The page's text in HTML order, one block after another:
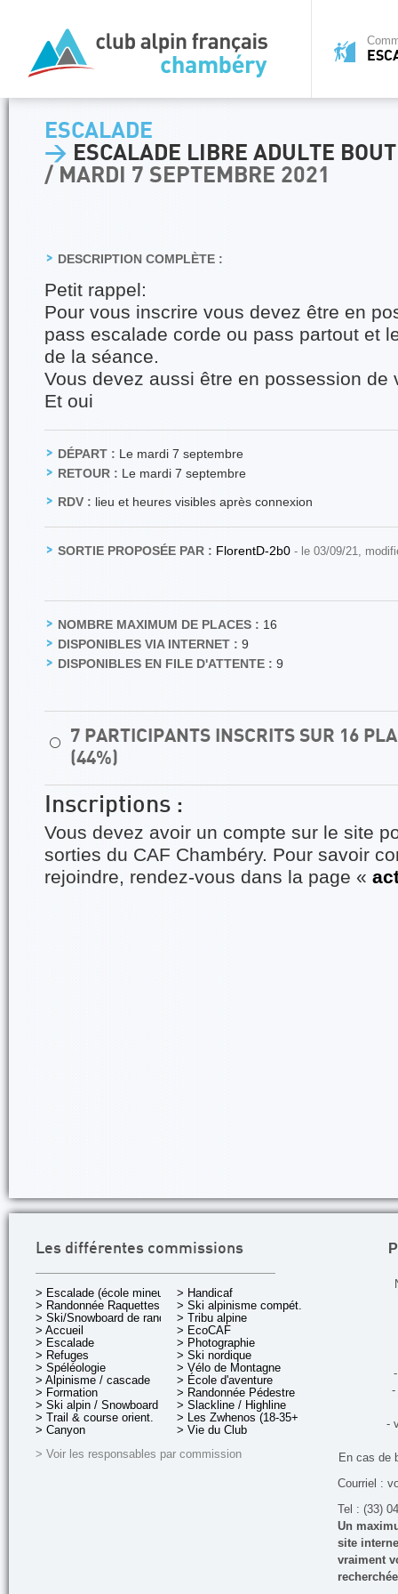
ESCALADE
> ESCALADE LIBRE ADULTE
/ MARDI 7 SEPTEMBRE 2021
DESCRIPTION COMPLÈTE :
Petit rappel:
Pour vous inscrire vous devez être en
pass escalade corde ou pass partout et
de la séance.
Vous devez aussi être en possession de
Et oui
DÉPART : Le mardi 7 septembre
RETOUR : Le mardi 7 septembre
RDV : lieu et heures visibles après connexion
SORTIE PROPOSÉE PAR : FlorentD-2b0 - le 03/09/21,
NOMBRE MAXIMUM DE PLACES : 16
DISPONIBLES VIA INTERNET : 9
DISPONIBLES EN FILE D'ATTENTE : 9
⚪
7 PARTICIPANTS INSCRITS SUR 16
(44%)
Inscriptions :
Vous devez avoir un compte sur le site
sorties du CAF Chambéry. Pour savoir
rejoindre, rendez-vous dans la page «
Les différentes commissions
> Escalade (école mineurs)
> Randonnée Raquettes
> Ski/Snowboard de rando.
> Accueil
> Escalade
> Refuges
> Spéléologie
> Alpinisme / cascade
> Formation
> Ski alpin / Snowboard
> Trail & course orient.
> Canyon
> Handicaf
> Ski alpinisme compét.
> Tribu alpine
> EcoCAF
> Photographie
> Ski nordique
> Vélo de Montagne
> École d'aventure
> Randonnée Pédestre
> Slackline / Highline
> Les Zwhenos (18-35+ ans)
> Vie du Club
> Voir les responsables par commission
-
-
En cas de
Courriel :
Tel : (33)
Un
site
vraiment